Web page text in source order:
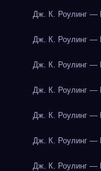
Дж. К. Роулинг —
Дж. К. Роулинг —
Дж. К. Роулинг —
Дж. К. Роулинг —
Дж. К. Роулинг —
Дж. К. Роулинг —
Дж. К. Роулинг —